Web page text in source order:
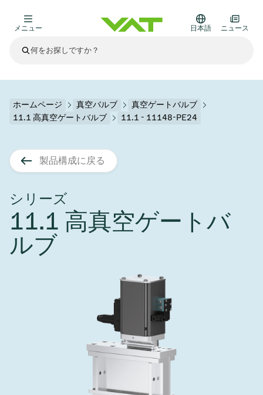
ニュース
9月 17, 2026
Semicon India 2026で精密技術を追求
日本語
メニュー
真空アイソレーションバルブ
真空ゲートバルブ
真空アングルバルブ、インラインバルブ、シリンダーバル
真空バタフライバルブ
圧力リリーフ／ベントバルブ
その他製品
フランジコネクタとガスケット
モーションコンポーネント
VATエッジ溶接メタルベローズ
真空モジュール
基板搬送
サブファブシステム
ディスプレイ製造
スパッタリング
薄膜封止(CVD)
OLEDのインクジェット印刷
サブファブシステム
科学機器と医学
医療・医薬品分野
科学機器
真空輸送
バッテリー製造
サブファブシステム
高エネルギー物理学
あなたのアプリケーション
製品サービス
スペアパーツ
標準修理サービス
企業責任
Presentations
Shares and debt
Contact for investors
サプライチェーンマネジメント
ホームページ 真空バルブ
真空ゲートバルブ
11.1 高真空ゲートバルブ
11.1 - 11148-PE24
製品構成に戻る
シリーズ
11.1 高真空ゲートバ
ルブ